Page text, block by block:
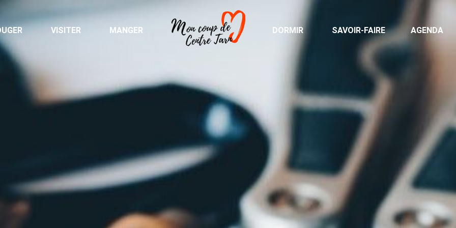
VISITER MANGER DORMIR SAVOIR-FAIRE AGENDA